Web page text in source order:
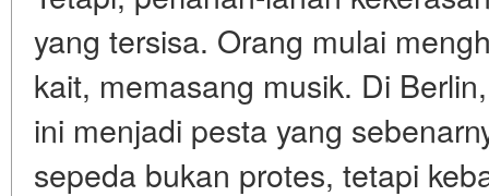
yang tersisa. Orang mulai
kait, memasang musik. Di
ini menjadi pesta yang
sepeda bukan protes, tetapi